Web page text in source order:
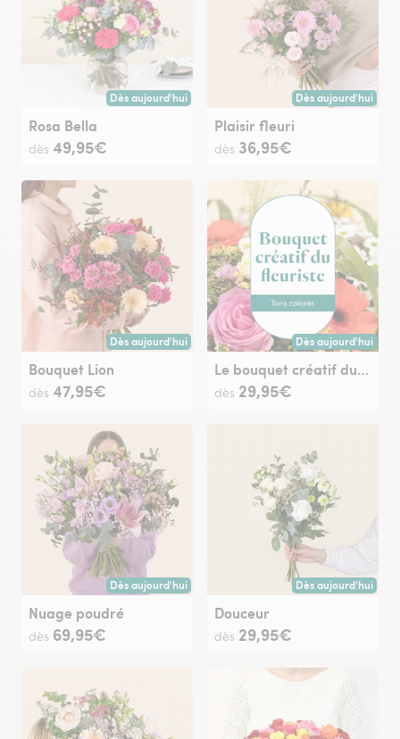
Dès aujourd'hui
Livraison dès aujourd'hui (pour toute commande passée
Rosa Bella
dès 49,95€
Dès aujourd'hui
Livraison dès
Plaisir fleuri
dès 36,95€
Dès aujourd'hui
Livraison dès aujourd'hui (pour toute commande passée
Bouquet Lion
dès 47,95€
Dès aujourd'hui
Livraison dès
Le bouquet créatif du fleuriste multicolore
dès 29,95€
Dès aujourd'hui
Livraison dès aujourd'hui (pour toute commande passée
Nuage poudré
dès 69,95€
Dès aujourd'hui
Livraison dès
Douceur
dès 29,95€